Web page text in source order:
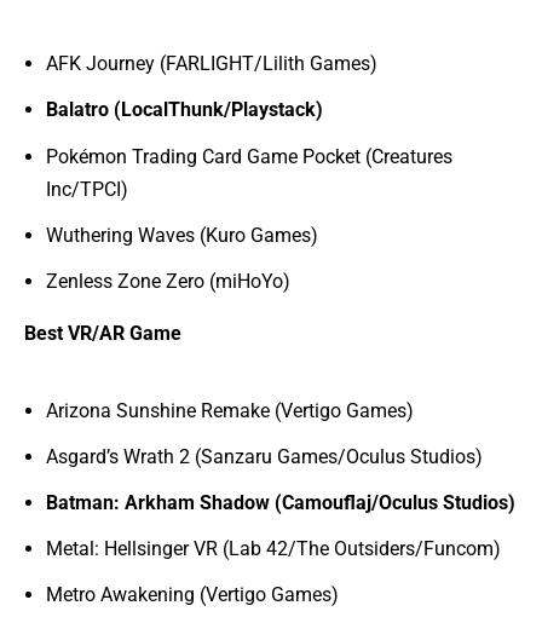
AFK Journey (FARLIGHT/Lilith Games)
Balatro (LocalThunk/Playstack)
Pokémon Trading Card Game Pocket (Creatures
Inc/TPCI)
Wuthering Waves (Kuro Games)
Zenless Zone Zero (miHoYo)
Best VR/AR Game
Arizona Sunshine Remake (Vertigo Games)
Asgard’s Wrath 2 (Sanzaru Games/Oculus Studios)
Batman: Arkham Shadow (Camouflaj/Oculus Studios)
Metal: Hellsinger VR (Lab 42/The Outsiders/Funcom)
Metro Awakening (Vertigo Games)